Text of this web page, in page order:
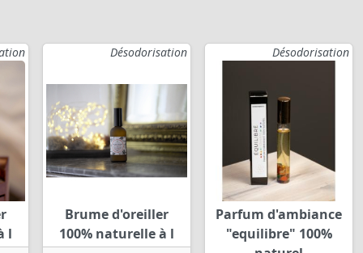
l
Désodorisation
Brume d'oreiller
100% naturelle à l
Désodorisation
Parfum d'ambiance
"equilibre" 100%